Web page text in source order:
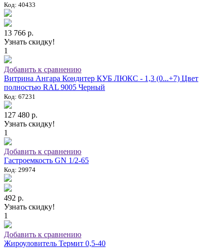
Код: 40433
13 766 р.
Узнать скидку!
1
Добавить к сравнению
Витрина Ангара Кондитер КУБ ЛЮКС - 1,3 (0...+7) Цвет
полностью RAL 9005 Черный
Код: 67231
127 480 р.
Узнать скидку!
1
Добавить к сравнению
Гастроемкость GN 1/2-65
Код: 29974
492 р.
Узнать скидку!
1
Добавить к сравнению
Жироуловитель Термит 0,5-40